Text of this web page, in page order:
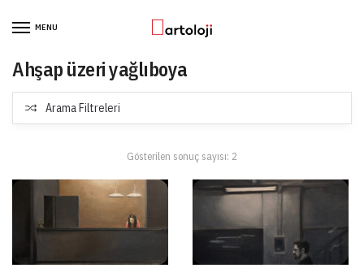
MENU
Ahşap üzeri yağlıboya
Arama Filtreleri
Gösterilen sonuç sayısı: 2